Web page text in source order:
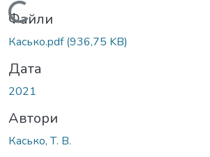
Вантажиться...
Файли
Касько.pdf(936,75 KB)
Дата
2021
Автори
Касько, Т. В.